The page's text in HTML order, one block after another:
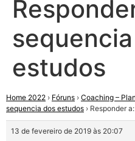
estudos
Home 2022 › Fóruns › Coaching –
sequencia dos estudos › Responder
13 de fevereiro de 2019 às 20:07